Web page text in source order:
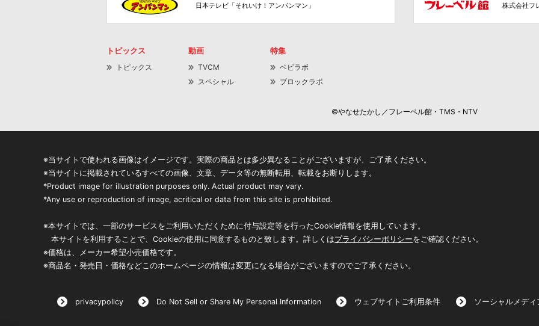
日本テレビ「それいけ！アンパンマン」 株式会社フ
トピックス
トピックス
動画
TVCM
スペシャル
特集
ベビラボ
ブロックラボ
©やなせたかし／フレーベル館・TMS・NTV
※当サイトで使われる画像はイメージです。実際の商品とは多少異なることがございますが、ご了承ください。
※当サイトに掲載されているすべての画像、文章、データ等の無断転用、転載をお断りします。
*Product image for illustration purposes only. Actual product may vary.
*Any use or reproduction of image, acritical or data from this site is prohibited.
※本サイトでは、一部のサービスをご利用いただくために付与設定等を行ったCookie情報を使用しています。
本サイトを利用することで、Cookieの使用に同意するものと致します。詳しくはプライバシーポリシーをご確認ください。
※価格は、メーカー希望小売価格です。
※商品名・発売日・価格などこのホームページの情報は変更になる場合がございますのでご了承ください。
privacypolicy Do Not Sell or Share My Personal Information ウェブサイトご利用条件 ソーシャルメディ